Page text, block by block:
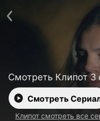
Смотреть Клипот 3
Смотреть
Клипот смотреть все
+7 (727) 323 10
Пользовательское
Политика
Ввести промокод